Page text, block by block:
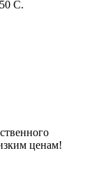
С.
ценам!